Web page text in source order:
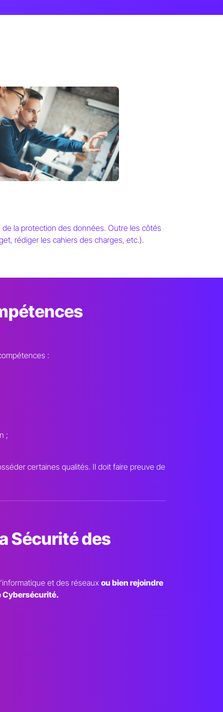
de la protection des données. Outre les côtés
rédiger les cahiers des charges, etc.).
:
;
certaines qualités. Il doit faire preuve de
Sécurité des
et des réseaux ou bien rejoindre
Cybersécurité.